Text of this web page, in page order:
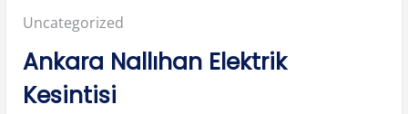
e
G
r
i
c
e
Posted
in:
Uncategorized
Ankara Nallıhan Elektrik
Kesintisi